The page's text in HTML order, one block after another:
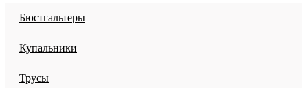
Бюстгальтеры
Купальники
Трусы